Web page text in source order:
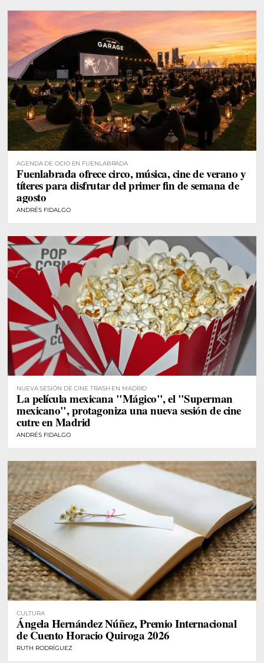
AGENDA DE OCIO EN FUENLABRADA
Fuenlabrada ofrece circo, música, cine de verano y
títeres para disfrutar del primer fin de semana de
agosto
ANDRÉS FIDALGO
NUEVA SESIÓN DE CINE TRASH EN MADRID
La película mexicana "Mágico", el "Superman
mexicano", protagoniza una nueva sesión de cine
cutre en Madrid
ANDRÉS FIDALGO
CULTURA
Ángela Hernández Núñez, Premio Internacional
de Cuento Horacio Quiroga 2026
RUTH RODRÍGUEZ